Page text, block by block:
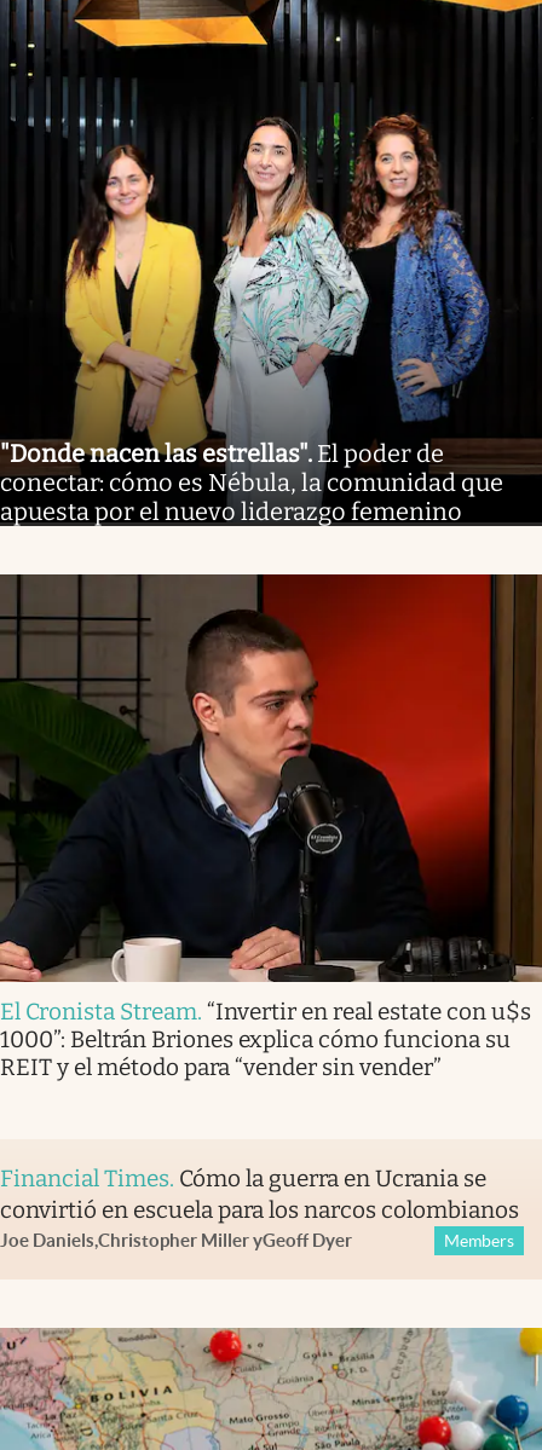
"Donde nacen las estrellas". El poder de
conectar: cómo es Nébula, la comunidad que
apuesta por el nuevo liderazgo femenino
El Cronista Stream. “Invertir en real estate con u$s
1000”: Beltrán Briones explica cómo funciona su
REIT y el método para “vender sin vender”
Financial Times. Cómo la guerra en Ucrania se
convirtió en escuela para los narcos colombianos
Joe Daniels,Christopher MilleryGeoff Dyer Members